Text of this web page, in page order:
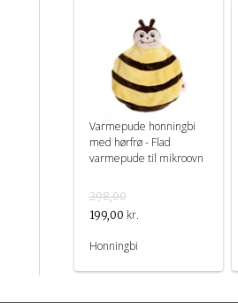
Varmepude honningbi
med hørfrø - Flad
varmepude til mikroovn
298,00
199,00 kr.
Honningbi